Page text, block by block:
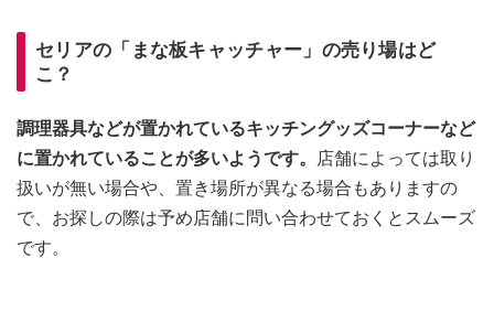
セリアの「まな板キャッチャー」の売り場はど
こ？
調理器具などが置かれているキッチングッズコーナーなど
に置かれていることが多いようです。
店舗によっては取り
扱いが無い場合や、置き場所が異なる場合もありますの
で、お探しの際は予め店舗に問い合わせておくとスムーズ
です。